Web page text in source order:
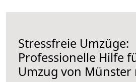
Stressfreie Umzüge:
Professionelle Hilfe
Umzug von Münster